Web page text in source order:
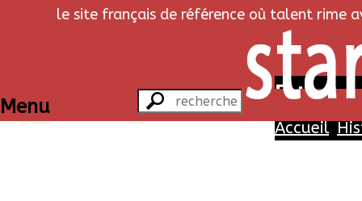
le site français de référence où talent rime
Menu Extant -
Accueil